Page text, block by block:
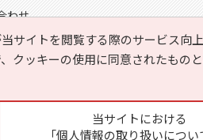
サイトを閲覧する際のサービス
クッキーの使用に同意されたもの
当サイトにおける
「個人情報の取り扱いにつ
わせ